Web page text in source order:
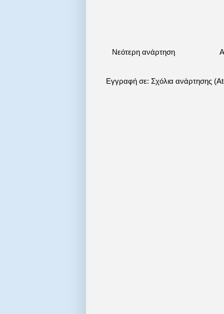
Νεότερη ανάρτηση
Εγγραφή σε: Σχόλια ανάρτησης